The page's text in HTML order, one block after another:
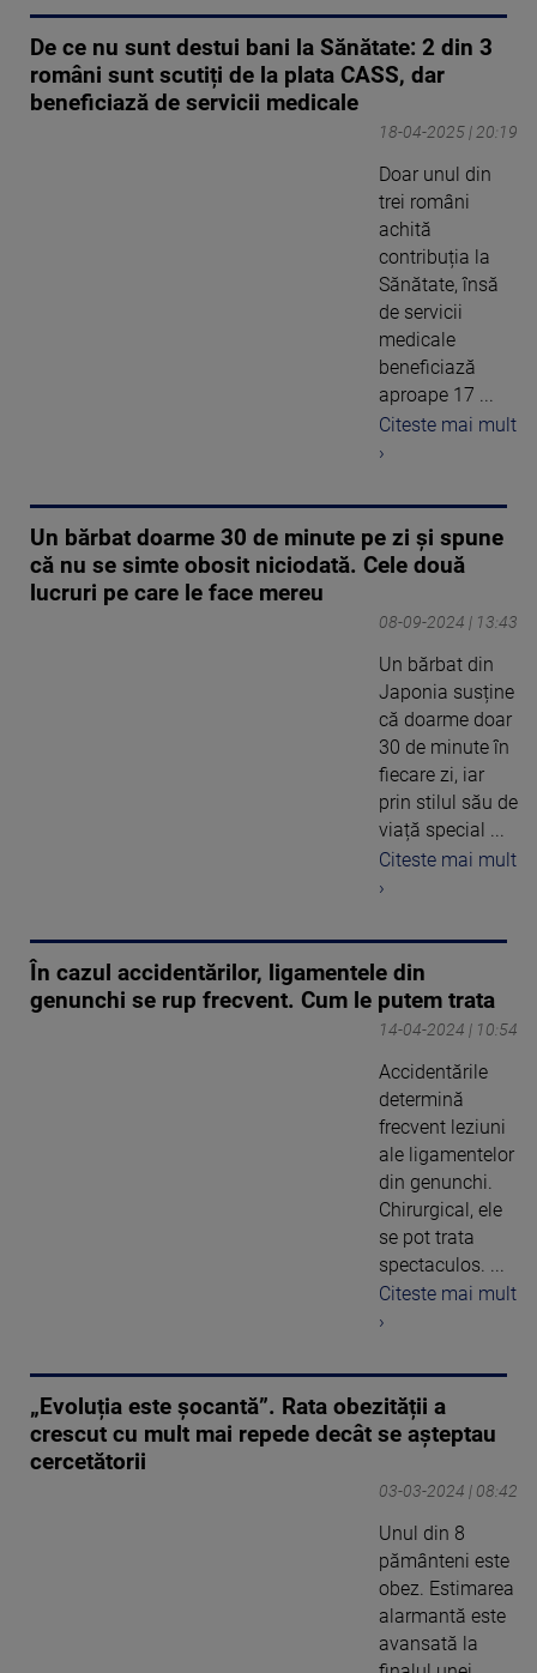
De ce nu sunt destui bani la Sănătate: 2 din 3
români sunt scutiți de la plata CASS, dar
beneficiază de servicii medicale
18-04-2025 | 20:19
Doar unul din
trei români
achită
contribuția la
Sănătate, însă
de servicii
medicale
beneficiază
aproape 17 ...
Citeste mai mult
›
Un bărbat doarme 30 de minute pe zi și spune
că nu se simte obosit niciodată. Cele două
lucruri pe care le face mereu
08-09-2024 | 13:43
Un bărbat din
Japonia susține
că doarme doar
30 de minute în
fiecare zi, iar
prin stilul său de
viață special ...
Citeste mai mult
›
În cazul accidentărilor, ligamentele din
genunchi se rup frecvent. Cum le putem trata
14-04-2024 | 10:54
Accidentările
determină
frecvent leziuni
ale ligamentelor
din genunchi.
Chirurgical, ele
se pot trata
spectaculos. ...
Citeste mai mult
›
„Evoluția este șocantă”. Rata obezității a
crescut cu mult mai repede decât se așteptau
cercetătorii
03-03-2024 | 08:42
Unul din 8
pământeni este
obez. Estimarea
alarmantă este
avansată la